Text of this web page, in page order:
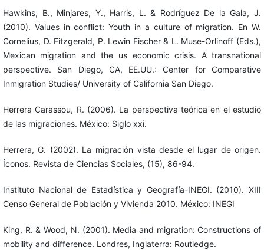
Hawkins, B., Minjares, Y., Harris, L. & Rodríguez De la Gala, J.
(2010). Values in conflict: Youth in a culture of migration. En W.
Cornelius, D. Fitzgerald, P. Lewin Fischer & L. Muse-Orlinoff (Eds.),
Mexican migration and the us economic crisis. A transnational
perspective. San Diego, CA, EE.UU.: Center for Comparative
Inmigration Studies/ University of California San Diego.
Herrera Carassou, R. (2006). La perspectiva teórica en el estudio
de las migraciones. México: Siglo xxi.
Herrera, G. (2002). La migración vista desde el lugar de origen.
Íconos. Revista de Ciencias Sociales, (15), 86-94.
Instituto Nacional de Estadística y Geografía-INEGI. (2010). XIII
Censo General de Población y Vivienda 2010. México: INEGI
King, R. & Wood, N. (2001). Media and migration: Constructions of
mobility and difference. Londres, Inglaterra: Routledge.